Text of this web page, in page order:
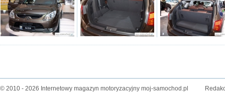
© 2010 - 2026 Internetowy magazyn motoryzacyjny moj-samochod.pl